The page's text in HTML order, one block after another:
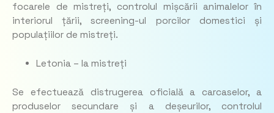
focarele de mistreți, controlul mișcării animalelor în
interiorul țării, screening-ul porcilor domestici și
populațiilor de mistreți.
Letonia – la mistreți
Se efectuează distrugerea oficială a carcaselor, a
produselor secundare și a deșeurilor, controlul